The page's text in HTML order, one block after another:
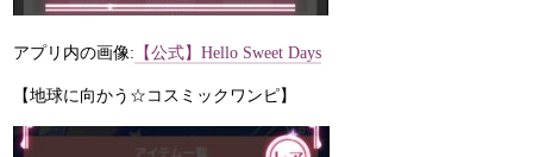
アプリ内の画像: 【公式】Hello Sweet Days
【地球に向かう☆コスミックワンピ】